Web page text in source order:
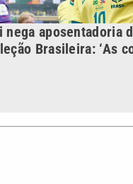
nega aposentadoria
Brasileira: ‘As